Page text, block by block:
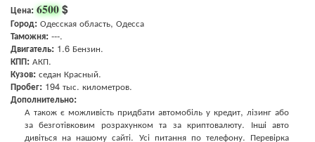
Цена:6500$
Город: Одесская область, Одесса
Таможня: ---.
Двигатель: 1.6 Бензин.
КПП: АКП.
Кузов: седан Красный.
Пробег: 194 тыс. километров.
Дополнительно:
А також є можливість придбати автомобіль у кредит, лізинг або
за безготівковим розрахунком та за криптовалюту. Інші авто
дивіться на нашому сайті. Усі питання по телефону. Перевірка